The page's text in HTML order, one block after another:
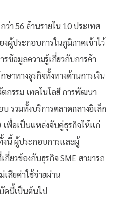
ว่า 56 ล้านรายใน 10 ประเทศ
งผู้ประกอบการในภูมิภาคเข้าไว้
รข้อมูลความรู้เกี่ยวกับการค้า
ษาทางธุรกิจทั้งทางด้านการเงิน
กรรม เทคโนโลยี การพัฒนา
รวมทั้งบริการตลาดกลางอิเล็ก
เพื่อเป็นแหล่งจับคู่ธุรกิจให้แก่
งนี้ ผู้ประกอบการและผู้
กี่ยวข้องกับธุรกิจ SME สามารถ
เสียค่าใช้จ่ายผ่าน
ดนี้เป็นต้นไป